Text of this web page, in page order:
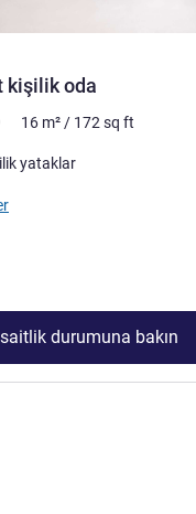
kişilik oda
16 m² / 172 sq ft
yataklar
durumuna bakın